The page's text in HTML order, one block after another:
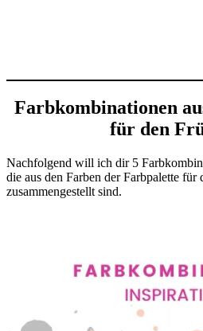
Farbkombinationen
für den
Nachfolgend will ich dir 5
die aus den Farben der Farbpalette für
zusammengestellt sind.